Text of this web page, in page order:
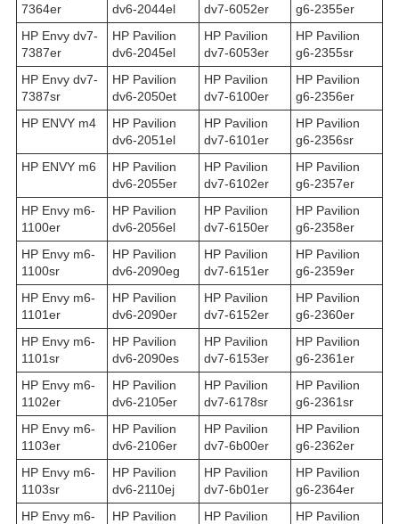
7364er
dv6-2044el
dv7-6052er
g6-2355er
HP Envy dv7-
7387er
HP Pavilion
dv6-2045el
HP Pavilion
dv7-6053er
HP Pavilion
g6-2355sr
HP Envy dv7-
7387sr
HP Pavilion
dv6-2050et
HP Pavilion
dv7-6100er
HP Pavilion
g6-2356er
HP ENVY m4
HP Pavilion
dv6-2051el
HP Pavilion
dv7-6101er
HP Pavilion
g6-2356sr
HP ENVY m6
HP Pavilion
dv6-2055er
HP Pavilion
dv7-6102er
HP Pavilion
g6-2357er
HP Envy m6-
1100er
HP Pavilion
dv6-2056el
HP Pavilion
dv7-6150er
HP Pavilion
g6-2358er
HP Envy m6-
1100sr
HP Pavilion
dv6-2090eg
HP Pavilion
dv7-6151er
HP Pavilion
g6-2359er
HP Envy m6-
1101er
HP Pavilion
dv6-2090er
HP Pavilion
dv7-6152er
HP Pavilion
g6-2360er
HP Envy m6-
1101sr
HP Pavilion
dv6-2090es
HP Pavilion
dv7-6153er
HP Pavilion
g6-2361er
HP Envy m6-
1102er
HP Pavilion
dv6-2105er
HP Pavilion
dv7-6178sr
HP Pavilion
g6-2361sr
HP Envy m6-
1103er
HP Pavilion
dv6-2106er
HP Pavilion
dv7-6b00er
HP Pavilion
g6-2362er
HP Envy m6-
1103sr
HP Pavilion
dv6-2110ej
HP Pavilion
dv7-6b01er
HP Pavilion
g6-2364er
HP Envy m6-
HP Pavilion
HP Pavilion
HP Pavilion